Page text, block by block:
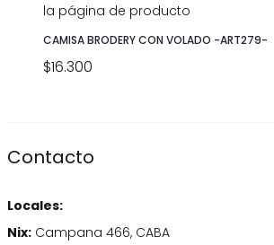
la página de producto
CAMISA BRODERY CON VOLADO -ART279-
$16.300
Contacto
Locales:
Nix: Campana 466, CABA